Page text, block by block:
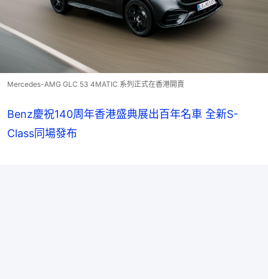
Mercedes-AMG GLC 53 4MATIC 系列正式在香港開賣
Benz慶祝140周年香港盛典展出百年名車 全新S-
Class同場發布